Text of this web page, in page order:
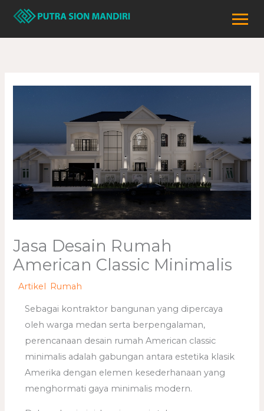
Lewati
konten
Jasa Desain Rumah
American Classic Minimalis
/Artikel Rumah
Sebagai kontraktor bangunan yang dipercaya
oleh warga medan serta berpengalaman,
perencanaan desain rumah American classic
minimalis adalah gabungan antara estetika klasik
Amerika dengan elemen kesederhanaan yang
menghormati gaya minimalis modern.